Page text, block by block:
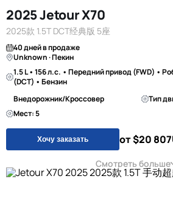
2025 Jetour X70
2025款 1.5T DCT经典版 5座
40 дней в продаже
Unknown · Пекин
1.5 L • 156 л.с. • Передний привод (FWD) •
(DCT) • Бензин
Внедорожник/Кроссовер
Тип
Мест: 5
Хочу заказать от $20 807
Смотреть больше